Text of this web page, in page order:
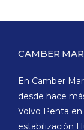
CAMBER
En Camber
desde hace
Volvo Penta
estabilización